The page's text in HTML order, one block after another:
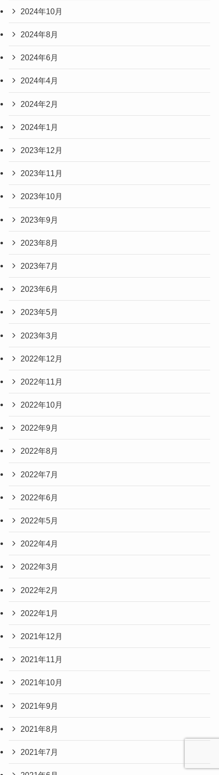
2024年10月
2024年8月
2024年6月
2024年4月
2024年2月
2024年1月
2023年12月
2023年11月
2023年10月
2023年9月
2023年8月
2023年7月
2023年6月
2023年5月
2023年3月
2022年12月
2022年11月
2022年10月
2022年9月
2022年8月
2022年7月
2022年6月
2022年5月
2022年4月
2022年3月
2022年2月
2022年1月
2021年12月
2021年11月
2021年10月
2021年9月
2021年8月
2021年7月